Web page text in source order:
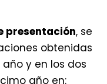
presentación, se
obtenidas
y en los dos
año en: